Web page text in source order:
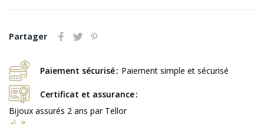
Partager
Paiement sécurisé Paiement simple et sécurisé
Certificat et assurance
Bijoux assurés 2 ans par Tellor